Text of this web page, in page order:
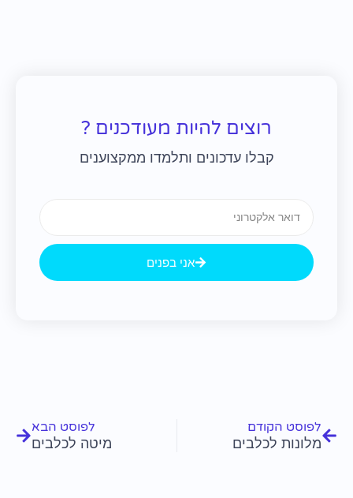
רוצים להיות מעודכנים ?
קבלו עדכונים ותלמדו ממקצוענים
אני בפנים
לפוסט הקודם
מלונות לכלבים
לפוסט הבא
מיטה לכלבים